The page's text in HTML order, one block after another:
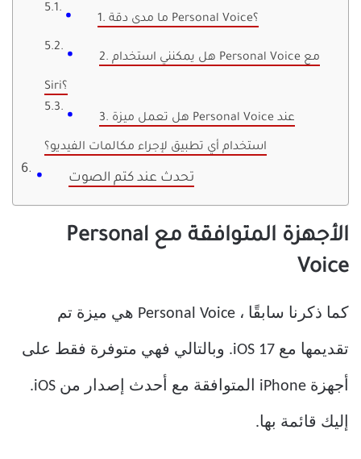
1. ما مدى دقة Personal Voice؟
2. هل يمكنني استخدام Personal Voice مع
Siri؟
3. هل تعمل ميزة Personal Voice عند
استخدام أي تطبيق لإجراء مكالمات الفيديو؟
تحدث عند كتم الصوت
الأجهزة المتوافقة مع Personal
Voice
كما ذكرنا سابقًا ، Personal Voice هي ميزة تم
تقديمها مع iOS 17. وبالتالي فهي متوفرة فقط على
أجهزة iPhone المتوافقة مع أحدث إصدار من iOS.
إليك قائمة بها.